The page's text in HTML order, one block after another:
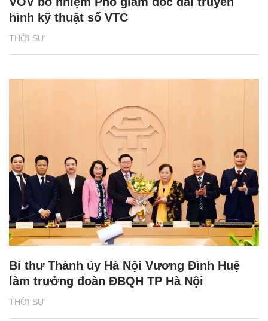
THỜI SỰ
hình kỹ thuật số VTC
THỜI SỰ
Bí thư Thành ủy Hà Nội Vương Đình Huệ
làm trưởng đoàn ĐBQH TP Hà Nội